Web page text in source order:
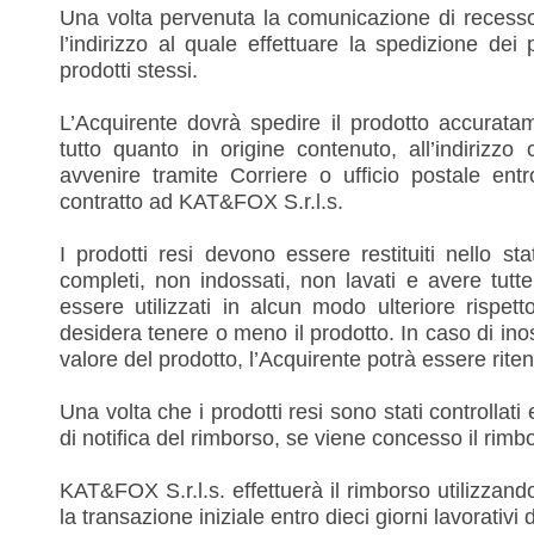
Una volta pervenuta la comunicazione di
l’indirizzo al quale effettuare la spedizione
prodotti stessi.
L’Acquirente dovrà spedire il prodotto
tutto quanto in origine contenuto, all’indirizzo
avvenire tramite Corriere o ufficio postale
contratto ad KAT&FOX S.r.l.s.
I prodotti resi devono essere restituiti nello
completi, non indossati, non lavati e avere
essere utilizzati in alcun modo ulteriore
desidera tenere o meno il prodotto. In caso di
valore del prodotto, l’Acquirente potrà essere
Una volta che i prodotti resi sono stati
di notifica del rimborso, se viene concesso il
KAT&FOX S.r.l.s. effettuerà il rimborso
la transazione iniziale entro dieci giorni lavorativi